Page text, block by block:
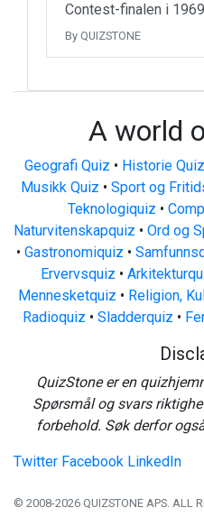
Contest-finalen i
By QUIZSTONE
A world
Geografi Quiz • Historie Quiz
Musikk Quiz • Sport og
Teknologiquiz •
Naturvitenskapquiz • Ord og
• Gastronomiquiz •
Ervervsquiz •
Mennesketquiz • Religion,
Radioquiz • Sladderquiz •
QuizStone er en
Spørsmål og svars
forbehold. Søk derfor
Twitter Facebook LinkedIn
© 2008-2026 QUIZSTONE APS. ALL